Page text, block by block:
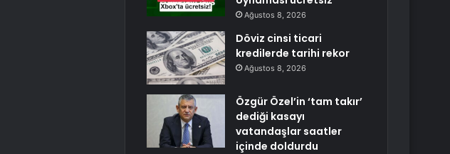
Ağustos 8, 2026
Döviz cinsi ticari
kredilerde tarihi rekor
Ağustos 8, 2026
Özgür Özel’in ‘tam takır’
dediği kasayı
vatandaşlar saatler
içinde doldurdu